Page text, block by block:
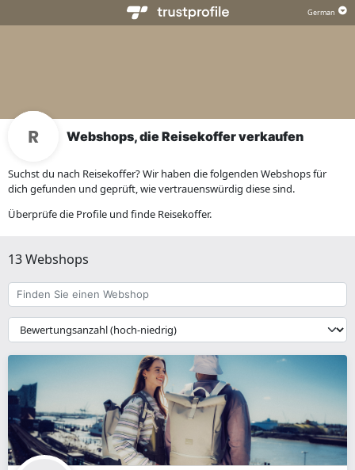
Webshops, die Reisekoffer verkaufen
Suchst du nach Reisekoffer? Wir haben die folgenden Webshops für
dich gefunden und geprüft, wie vertrauenswürdig diese sind.
Überprüfe die Profile und finde Reisekoffer.
13 Webshops
Finden
Sie
einen
Webshop
{{
__('Sort')
}}